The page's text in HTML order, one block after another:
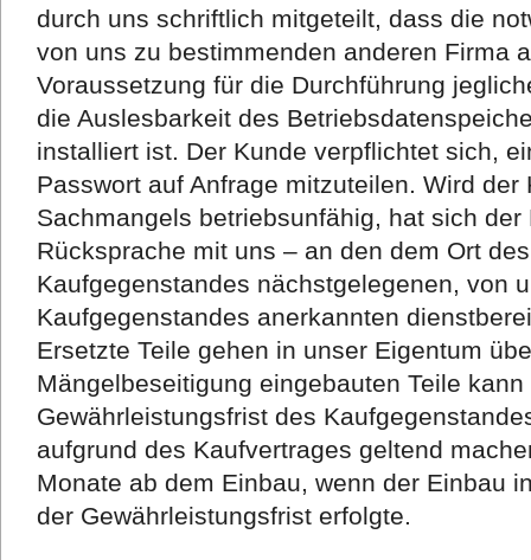
durch uns schriftlich mitgeteilt, dass die
von uns zu bestimmenden anderen Firma
Voraussetzung für die Durchführung
die Auslesbarkeit des
installiert ist. Der Kunde verpflichtet sich,
Passwort auf Anfrage mitzuteilen. Wird
Sachmangels betriebsunfähig, hat sich
Rücksprache mit uns – an den dem Ort
Kaufgegenstandes nächstgelegenen, von
Kaufgegenstandes anerkannten
Ersetzte Teile gehen in unser Eigentum
Mängelbeseitigung eingebauten Teile
Gewährleistungsfrist des
aufgrund des Kaufvertrages geltend
Monate ab dem Einbau, wenn der Einbau
der Gewährleistungsfrist erfolgte.